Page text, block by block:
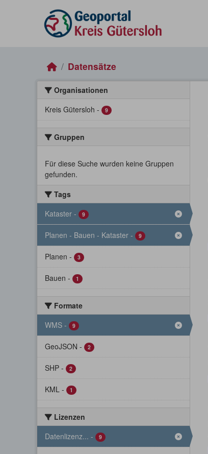
Datensätze
Organisationen
Kreis Gütersloh - 9
Gruppen
Für diese Suche wurden keine Gruppen
gefunden.
Tags
Kataster - 9
Planen - Bauen - Kataster - 9
Planen - 3
Bauen - 1
Formate
WMS - 9
GeoJSON - 2
SHP - 2
KML - 1
Lizenzen
Datenlizenz... - 9